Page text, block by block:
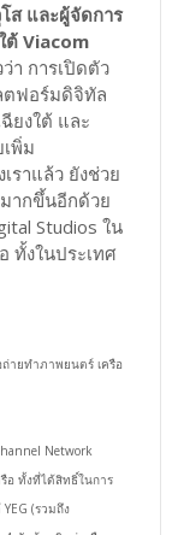
ส และผู้จัดการ
ต้ Viacom
า การเปิดตัว
ตฟอร์มดิจิทัล
ยงใต้ และ
พิ่ม
ราแล้ว ยังช่วย
ากขึ้นอีกด้วย
Studios ใน
ทั้งในประเทศ
ายทำภาพยนตร์ เครือ
Network
อ ทั้งที่ได้สิทธิ์ในการ
(รวมถึง